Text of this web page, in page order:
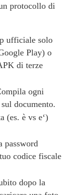
protocollo di
ufficiale solo
Play) o
di terze
ogni
documento.
(es. è vs e‘)
password
codice fiscale
dopo la